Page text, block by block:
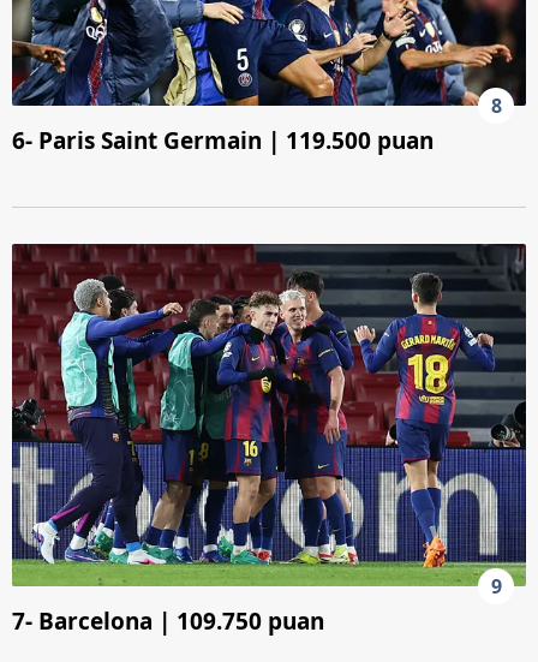
8
6- Paris Saint Germain | 119.500 puan
9
7- Barcelona | 109.750 puan